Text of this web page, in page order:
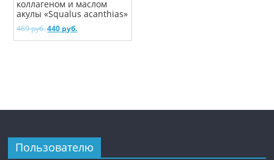
коллагеном и маслом
акулы «Squalus acanthias»
489руб.440 руб.
Пользователю